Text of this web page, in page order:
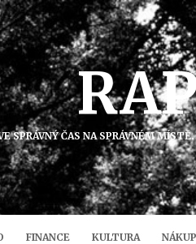
SPRÁVNÝ ČAS NA SPRÁVNÉM
FINANCE KULTURA